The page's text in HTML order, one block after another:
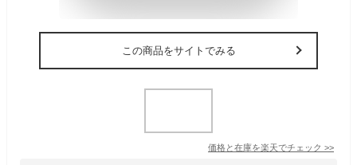
この商品をサイトでみる
価格と在庫を楽天でチェック >>